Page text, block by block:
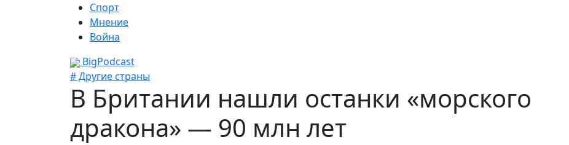
Спорт
Мнение
Война
BigPodcast
# Другие страны
В Британии нашли останки «морского
дракона» — 90 млн лет